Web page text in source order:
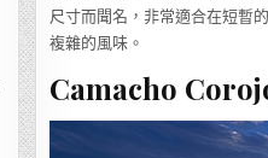
尺寸而聞名，非常適合在短暫
複雜的風味。
Camacho